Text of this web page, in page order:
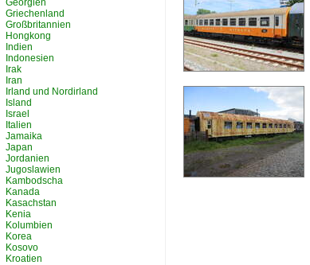
Georgien
Griechenland
Großbritannien
Hongkong
Indien
Indonesien
Irak
Iran
Irland und Nordirland
Island
Israel
Italien
Jamaika
Japan
Jordanien
Jugoslawien
Kambodscha
Kanada
Kasachstan
Kenia
Kolumbien
Korea
Kosovo
Kroatien